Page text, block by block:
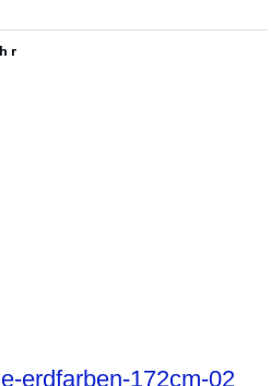
erdfarben-172cm-02